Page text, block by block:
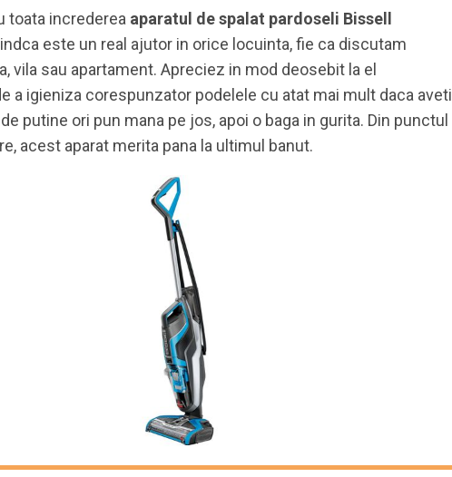
toata increderea aparatul de spalat pardoseli Bissell
este un real ajutor in orice locuinta, fie ca discutam
vila sau apartament. Apreciez in mod deosebit la el
a igieniza corespunzator podelele cu atat mai mult daca aveti
putine ori pun mana pe jos, apoi o baga in gurita. Din punctul
acest aparat merita pana la ultimul banut.